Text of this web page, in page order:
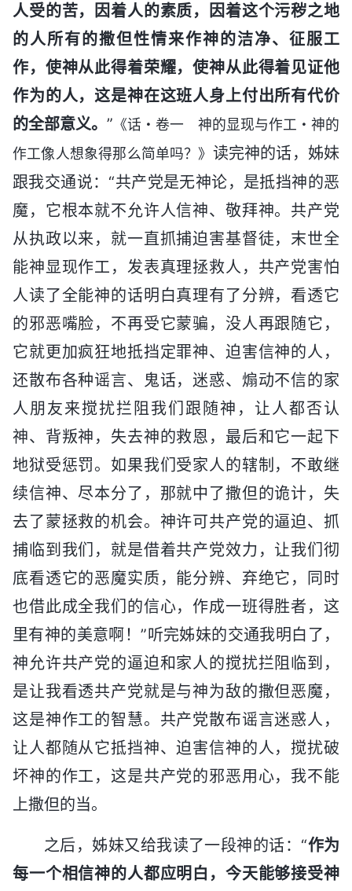
人受的苦，因着人的素质，因着这个污秽之地
的人所有的撒但性情来作神的洁净、征服工
作，使神从此得着荣耀，使神从此得着见证他
作为的人，这是神在这班人身上付出所有代价
的全部意义。 ” 《话・卷一 神的显现与作工・神的
作工像人想象得那么简单吗？》 读完神的话，姊妹
跟我交通说：“共产党是无神论，是抵挡神的恶
魔，它根本就不允许人信神、敬拜神。共产党
从执政以来，就一直抓捕迫害基督徒，末世全
能神显现作工，发表真理拯救人，共产党害怕
人读了全能神的话明白真理有了分辨，看透它
的邪恶嘴脸，不再受它蒙骗，没人再跟随它，
它就更加疯狂地抵挡定罪神、迫害信神的人，
还散布各种谣言、鬼话，迷惑、煽动不信的家
人朋友来搅扰拦阻我们跟随神，让人都否认
神、背叛神，失去神的救恩，最后和它一起下
地狱受惩罚。如果我们受家人的辖制，不敢继
续信神、尽本分了，那就中了撒但的诡计，失
去了蒙拯救的机会。神许可共产党的逼迫、抓
捕临到我们，就是借着共产党效力，让我们彻
底看透它的恶魔实质，能分辨、弃绝它，同时
也借此成全我们的信心，作成一班得胜者，这
里有神的美意啊！”听完姊妹的交通我明白了，
神允许共产党的逼迫和家人的搅扰拦阻临到，
是让我看透共产党就是与神为敌的撒但恶魔，
这是神作工的智慧。共产党散布谣言迷惑人，
让人都随从它抵挡神、迫害信神的人，搅扰破
坏神的作工，这是共产党的邪恶用心，我不能
上撒但的当。
之后，姊妹又给我读了一段神的话：“作为
每一个相信神的人都应明白，今天能够接受神